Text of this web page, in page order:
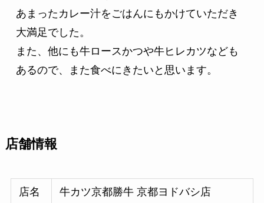
あまったカレー汁をごはんにもかけていただき
大満足でした。
また、他にも牛ロースかつや牛ヒレカツなども
あるので、また食べにきたいと思います。
店舗情報
店名 牛カツ京都勝牛 京都ヨドバシ店